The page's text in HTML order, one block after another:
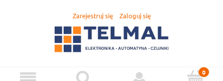
Zarejestruj się Zaloguj się